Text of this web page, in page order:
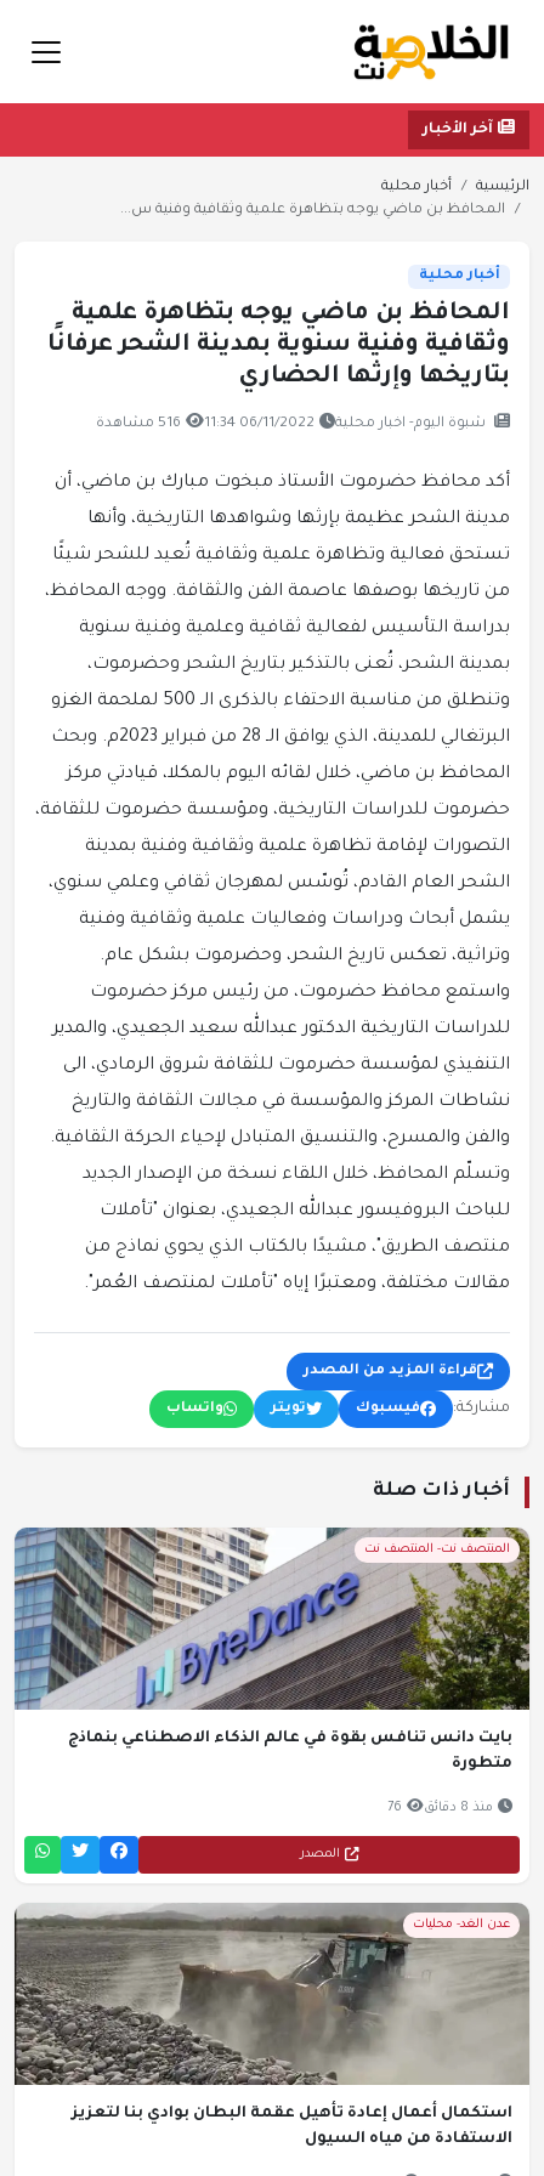
آخر الأخبار
الرئيسية
أخبار محلية
المحافظ بن ماضي يوجه بتظاهرة علمية وثقافية وفنية س...
أخبار محلية
المحافظ بن ماضي يوجه بتظاهرة علمية
وثقافية وفنية سنوية بمدينة الشحر عرفانًا
بتاريخها وإرثها الحضاري
شبوة اليوم- اخبار محلية 06/11/2022 11:34 516 مشاهدة
أكد محافظ حضرموت الأستاذ مبخوت مبارك بن ماضي، أن
مدينة الشحر عظيمة بإرثها وشواهدها التاريخية، وأنها
تستحق فعالية وتظاهرة علمية وثقافية تُعيد للشحر شيئًا
من تاريخها بوصفها عاصمة الفن والثقافة. ووجه المحافظ،
بدراسة التأسيس لفعالية ثقافية وعلمية وفنية سنوية
بمدينة الشحر، تُعنى بالتذكير بتاريخ الشحر وحضرموت،
وتنطلق من مناسبة الاحتفاء بالذكرى الـ 500 لملحمة الغزو
البرتغالي للمدينة، الذي يوافق الـ 28 من فبراير 2023م. وبحث
المحافظ بن ماضي، خلال لقائه اليوم بالمكلا، قيادتي مركز
حضرموت للدراسات التاريخية، ومؤسسة حضرموت للثقافة،
التصورات لإقامة تظاهرة علمية وثقافية وفنية بمدينة
الشحر العام القادم، تُوسّس لمهرجان ثقافي وعلمي سنوي،
يشمل أبحاث ودراسات وفعاليات علمية وثقافية وفنية
وتراثية، تعكس تاريخ الشحر، وحضرموت بشكل عام.
واستمع محافظ حضرموت، من رئيس مركز حضرموت
للدراسات التاريخية الدكتور عبدالله سعيد الجعيدي، والمدير
التنفيذي لمؤسسة حضرموت للثقافة شروق الرمادي، الى
نشاطات المركز والمؤسسة في مجالات الثقافة والتاريخ
والفن والمسرح، والتنسيق المتبادل لإحياء الحركة الثقافية.
وتسلّم المحافظ، خلال اللقاء نسخة من الإصدار الجديد
للباحث البروفيسور عبدالله الجعيدي، بعنوان "تأملات
منتصف الطريق"، مشيدًا بالكتاب الذي يحوي نماذج من
مقالات مختلفة، ومعتبرًا إياه "تأملات لمنتصف العُمر".
قراءة المزيد من المصدر
مشاركة: فيسبوك تويتر واتساب
أخبار ذات صلة
المنتصف نت- المنتصف نت
بايت دانس تنافس بقوة في عالم الذكاء الاصطناعي بنماذج
متطورة
منذ 8 دقائق 76
المصدر
عدن الغد- محليات
استكمال أعمال إعادة تأهيل عقمة البطان بوادي بنا لتعزيز
الاستفادة من مياه السيول